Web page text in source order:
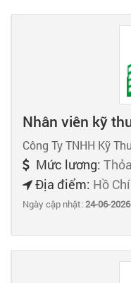
Nhân viên kỹ
Công Ty TNHH Kỹ
Mức lương:
Địa điểm: Hồ
Ngày cập nhật:24-06-2026